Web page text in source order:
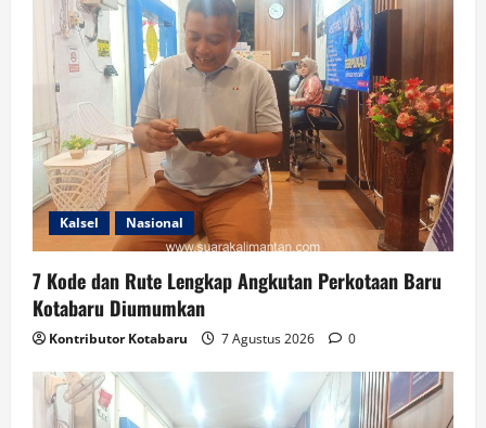
Kalsel Nasional
7 Kode dan Rute Lengkap Angkutan Perkotaan Baru
Kotabaru Diumumkan
Kontributor Kotabaru 7 Agustus 2026 0